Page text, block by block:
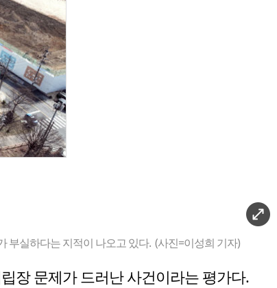
부실하다는 지적이 나오고 있다. (사진=이성희 기자)
장 문제가 드러난 사건이라는 평가다.